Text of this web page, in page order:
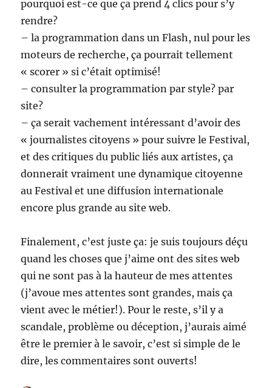
pourquoi est-ce que ça prend 4 clics pour s’y
rendre?
– la programmation dans un Flash, nul pour les
moteurs de recherche, ça pourrait tellement
« scorer » si c’était optimisé!
– consulter la programmation par style? par
site?
– ça serait vachement intéressant d’avoir des
« journalistes citoyens » pour suivre le Festival,
et des critiques du public liés aux artistes, ça
donnerait vraiment une dynamique citoyenne
au Festival et une diffusion internationale
encore plus grande au site web.
Finalement, c’est juste ça: je suis toujours déçu
quand les choses que j’aime ont des sites web
qui ne sont pas à la hauteur de mes attentes
(j’avoue mes attentes sont grandes, mais ça
vient avec le métier!). Pour le reste, s’il y a
scandale, problème ou déception, j’aurais aimé
être le premier à le savoir, c’est si simple de le
dire, les commentaires sont ouverts!